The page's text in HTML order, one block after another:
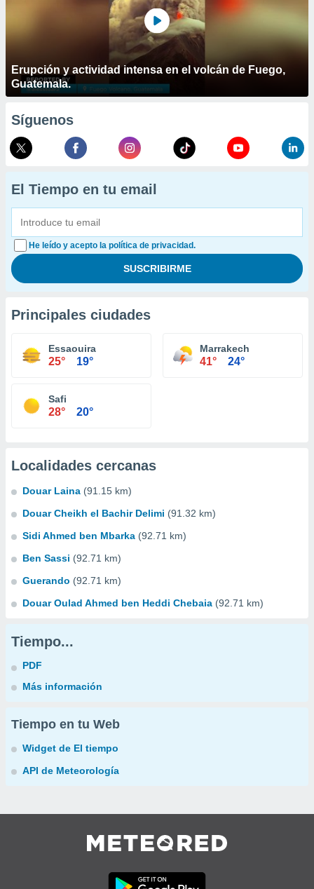
Erupción y actividad intensa en el volcán de Fuego,
Guatemala.
Síguenos
El Tiempo en tu email
He leído y acepto la política de privacidad.
Principales ciudades
Essaouira
25° 19°
Marrakech
41° 24°
Safi
28° 20°
Localidades cercanas
Douar Laina (91.15 km)
Douar Cheikh el Bachir Delimi (91.32 km)
Sidi Ahmed ben Mbarka (92.71 km)
Ben Sassi (92.71 km)
Guerando (92.71 km)
Douar Oulad Ahmed ben Heddi Chebaia (92.71 km)
Tiempo...
PDF
Más información
Tiempo en tu Web
Widget de El tiempo
API de Meteorología